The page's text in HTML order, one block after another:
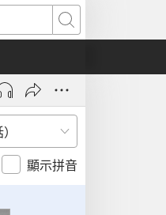
搜
尋
顯示拼音